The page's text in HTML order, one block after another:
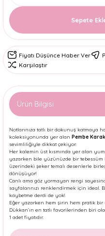
Sepete
Fiyatı Düşünce Haber Ver
Karşılaştır
Ürün Bilgisi
Notlarınıza tatlı bir dokunuş katmaya
koleksiyonunda yer alan Pembe
sevimliliğiyle dikkat çekiyor.
Her kalemin üst kısmında yer alan
yazarken bile yüzünüzde bir tebessüm
üzerindeki şeker temalı desenlerle
dönüşüyor!
Canlı ama göz yormayan rengi
sayfalarınızı renklendirmek için ideal.
kaybetme derdi de yok!
Eğer yazarken hem şirin hem pratik bir
Dükkan’ın en tatlı favorilerinden biri
1 adet fiyatıdır.